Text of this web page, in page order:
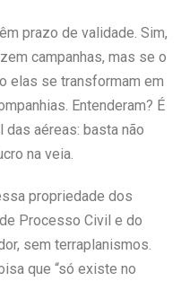
prazo de validade. Sim,
campanhas, mas se o
elas se transformam em
Entenderam? É
das aéreas: basta não
na veia.
propriedade dos
Processo Civil e do
sem terraplanismos.
que “só existe no